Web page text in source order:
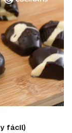
fácil)